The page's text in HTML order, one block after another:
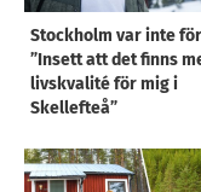
Stockholm var inte
”Insett att det finns
livskvalité för mig i
Skellefteå”